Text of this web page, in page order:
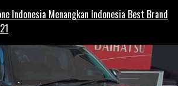
Indonesia Menangkan Indonesia Best Brand